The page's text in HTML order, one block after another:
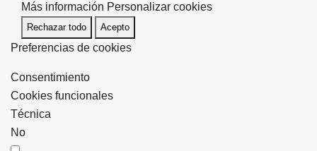
Más información Personalizar cookies
Rechazar todo Acepto
Preferencias de cookies
Consentimiento
Cookies funcionales
Técnica
No